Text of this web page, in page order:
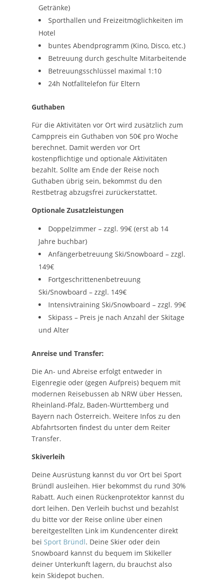
Getränke)
Sporthallen und Freizeitmöglichkeiten im
Hotel
buntes Abendprogramm (Kino, Disco, etc.)
Betreuung durch geschulte Mitarbeitende
Betreuungsschlüssel maximal 1:10
24h Notfalltelefon für Eltern
Guthaben
Für die Aktivitäten vor Ort wird zusätzlich zum
Camppreis ein Guthaben von 50€ pro Woche
berechnet. Damit werden vor Ort
kostenpflichtige und optionale Aktivitäten
bezahlt. Sollte am Ende der Reise noch
Guthaben übrig sein, bekommst du den
Restbetrag abzugsfrei zurückerstattet.
Optionale Zusatzleistungen
Doppelzimmer – zzgl. 99€ (erst ab 14
Jahre buchbar)
Anfängerbetreuung Ski/Snowboard – zzgl.
149€
Fortgeschrittenenbetreuung
Ski/Snowboard – zzgl. 149€
Intensivtraining Ski/Snowboard – zzgl. 99€
Skipass – Preis je nach Anzahl der Skitage
und Alter
Anreise und Transfer:
Die An- und Abreise erfolgt entweder in
Eigenregie oder (gegen Aufpreis) bequem mit
modernen Reisebussen ab NRW über Hessen,
Rheinland-Pfalz, Baden-Württemberg und
Bayern nach Österreich. Weitere Infos zu den
Abfahrtsorten findest du unter dem Reiter
Transfer.
Skiverleih
Deine Ausrüstung kannst du vor Ort bei Sport
Bründl ausleihen. Hier bekommst du rund 30%
Rabatt. Auch einen Rückenprotektor kannst du
dort leihen. Den Verleih buchst und bezahlst
du bitte vor der Reise online über einen
bereitgestellten Link im Kundencenter direkt
bei Sport Bründl. Deine Skier oder dein
Snowboard kannst du bequem im Skikeller
deiner Unterkunft lagern, du brauchst also
kein Skidepot buchen.